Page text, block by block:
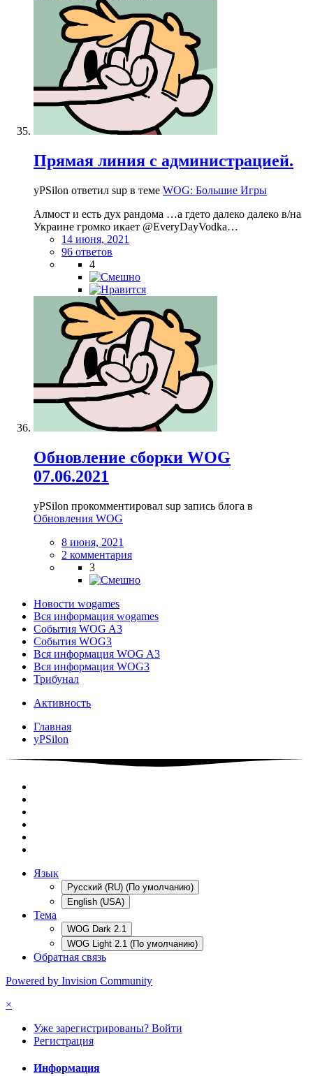
Прямая линия с администрацией.
yPSilon ответил sup в теме WOG: Большие Игры
Алмост и есть дух рандома …а гдето далеко далеко в/на
Украине громко икает @EveryDayVodka…
14 июня, 2021
96 ответов
4
Обновление сборки WOG
07.06.2021
yPSilon прокомментировал sup запись блога в
Обновления WOG
8 июня, 2021
2 комментария
3
Новости wogames
Вся информация wogames
События WOG A3
События WOG3
Вся информация WOG A3
Вся информация WOG3
Трибунал
Активность
Главная
yPSilon
Язык
Русский (RU) (По умолчанию)
English (USA)
Тема
WOG Dark 2.1
WOG Light 2.1 (По умолчанию)
Обратная связь
Powered by Invision Community
×
Уже зарегистрированы? Войти
Регистрация
Информация